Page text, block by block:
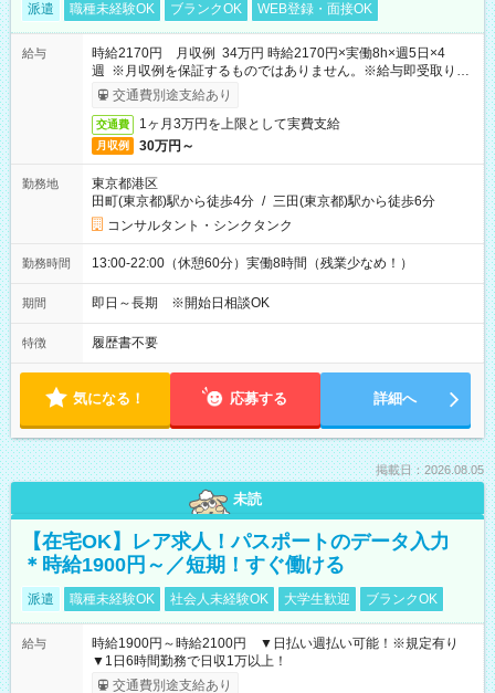
派遣 職種未経験OK ブランクOK WEB登録・面接OK
給与
時給2170円 月収例 34万円 時給2170円×実働8h×週5日×4
週 ※月収例を保証するものではありません。※給与即受取りサ
ービス利用可（利用条件有）
交通費別途支給あり
交通費 1ヶ月3万円を上限として実費支給
月収例 30万円～
勤務地
東京都港区
田町(東京都)駅から徒歩4分 / 三田(東京都)駅から徒歩6分
コンサルタント・シンクタンク
勤務時間 13:00-22:00（休憩60分）実働8時間（残業少なめ！）
期間 即日～長期 ※開始日相談OK
特徴 履歴書不要
気になる！ 応募する 詳細へ
掲載日：2026.08.05
未読
【在宅OK】レア求人！パスポートのデータ入力
＊時給1900円～／短期！すぐ働ける
派遣 職種未経験OK 社会人未経験OK 大学生歓迎 ブランクOK
給与
時給1900円～時給2100円 ▼日払い週払い可能！※規定有り
▼1日6時間勤務で日収1万以上！
交通費別途支給あり